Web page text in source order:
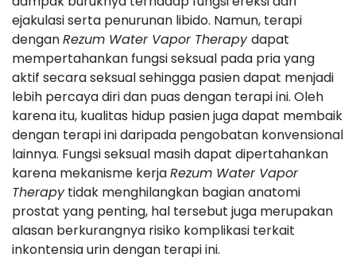
ejakulasi serta penurunan libido. Namun, terapi
denganRezum Water Vapor Therapydapat
mempertahankan fungsi seksual pada pria yang
aktif secara seksual sehingga pasien dapat menjadi
lebih percaya diri dan puas dengan terapi ini. Oleh
karena itu, kualitas hidup pasien juga dapat membaik
dengan terapi ini daripada pengobatan konvensional
lainnya. Fungsi seksual masih dapat dipertahankan
karena mekanisme kerjaRezum Water Vapor
Therapytidak menghilangkan bagian anatomi
prostat yang penting, hal tersebut juga merupakan
alasan berkurangnya risiko komplikasi terkait
inkontensia urin dengan terapi ini.